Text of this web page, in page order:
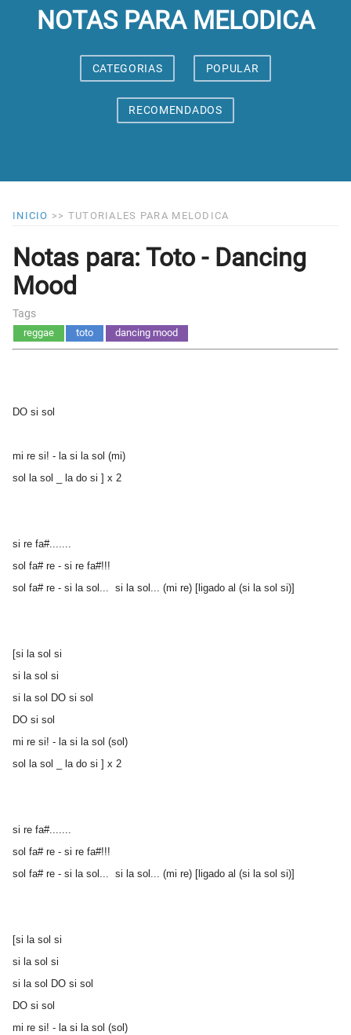
NOTAS PARA MELODICA
CATEGORIAS POPULAR
RECOMENDADOS
INICIO >> TUTORIALES PARA MELODICA
Notas para: Toto - Dancing
Mood
Tags
reggae toto dancing mood
DO si sol
mi re si! - la si la sol (mi)
sol la sol _ la do si ] x 2
si re fa#.......
sol fa# re - si re fa#!!!
sol fa# re - si la sol... si la sol... (mi re) [ligado al (si la sol si)]
[si la sol si
si la sol si
si la sol DO si sol
DO si sol
mi re si! - la si la sol (sol)
sol la sol _ la do si ] x 2
si re fa#.......
sol fa# re - si re fa#!!!
sol fa# re - si la sol... si la sol... (mi re) [ligado al (si la sol si)]
[si la sol si
si la sol si
si la sol DO si sol
DO si sol
mi re si! - la si la sol (sol)